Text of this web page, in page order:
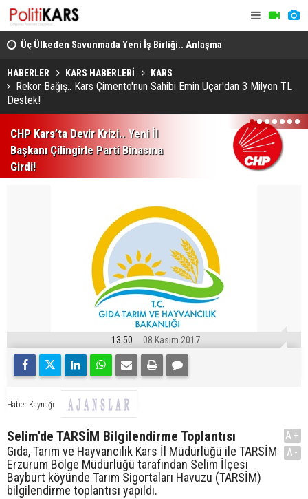
Üç Ülkeden Savunmada Yeni İş Birliği.. Anlaşma
Mekke'de Düzenlenen Zirvede İmzalandı!
HABERLER KARS HABERLERİ KARS
Rekor Bağış.. Kars Çimento'nun Sahibi Emin Uçar'dan 3 Milyon TL
Destek!
CHP Kars’ta Devir Krizi.. Yeni İl
Başkanı Çilingirle Parti Binasına
Girdi!
1 2 3 4 5 6 7
13:50 08 Kasım 2017
Haber Kaynağı
Selim'de TARSİM Bilgilendirme Toplantısı
Gıda, Tarım ve Hayvancılık Kars İl Müdürlüğü ile TARSİM
Erzurum Bölge Müdürlüğü tarafından Selim İlçesi
Bayburt köyünde Tarım Sigortaları Havuzu (TARSİM)
bilgilendirme toplantısı yapıldı.
A+
A-